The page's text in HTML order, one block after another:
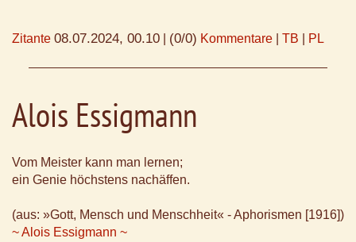
Zitante 08.07.2024, 00.10 (0/0) Kommentare TB PL
Alois Essigmann
Vom Meister kann man lernen;
ein Genie höchstens nachäffen.
(aus: »Gott, Mensch und Menschheit« - Aphorismen [1916])
~ Alois Essigmann ~